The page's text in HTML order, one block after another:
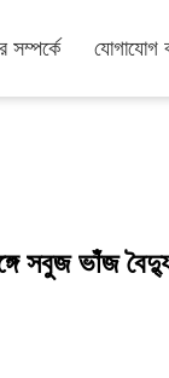
সম্পর্কে যোগাযোগ
সবুজ ভাঁজ